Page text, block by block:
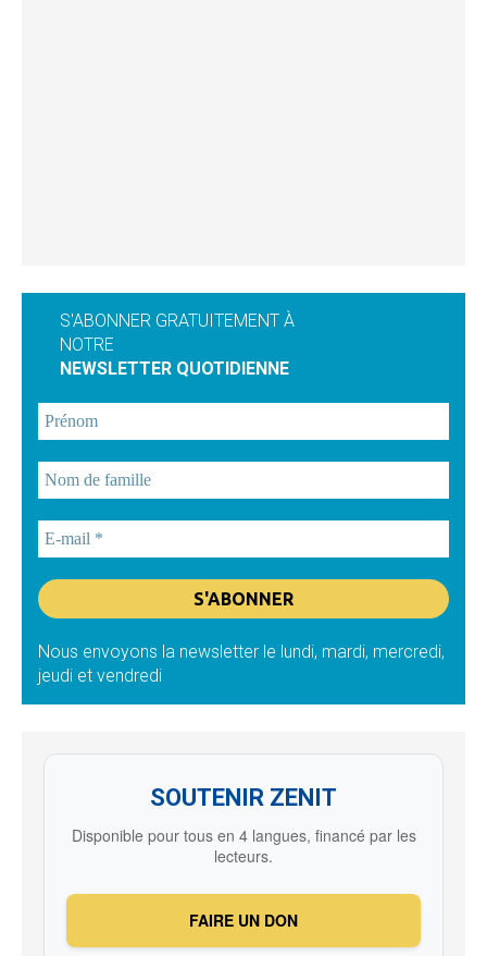
S'ABONNER GRATUITEMENT À
NOTRE
NEWSLETTER QUOTIDIENNE
Nous envoyons la newsletter le lundi, mardi, mercredi,
jeudi et vendredi
SOUTENIR ZENIT
Disponible pour tous en 4 langues, financé par les
lecteurs.
FAIRE UN DON